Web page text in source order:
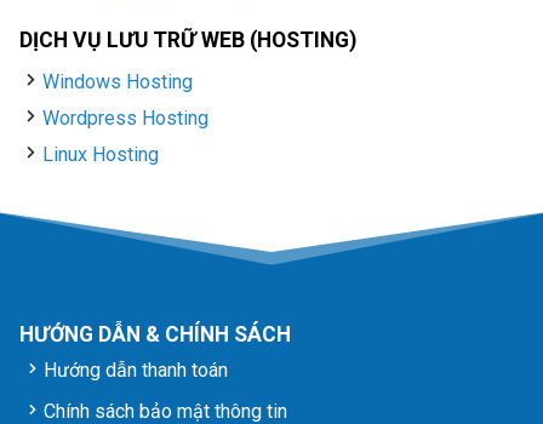
DỊCH VỤ LƯU TRỮ WEB (HOSTING)
Windows Hosting
Wordpress Hosting
Linux Hosting
HƯỚNG DẪN & CHÍNH SÁCH
Hướng dẫn thanh toán
Chính sách bảo mật thông tin